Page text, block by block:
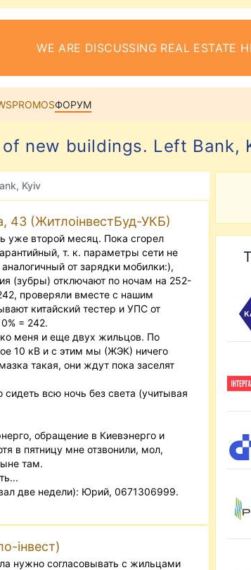
WE ARE DISCUSSING REAL ESTATE
PROMOSФОРУМ
of new buildings. Left Bank,
Kyiv
43 (ЖитлоінвестБуд-УКБ)
уже второй месяц. Пока сгорел
т. к. параметры сети не
от зарядки мобилки:),
(зубры) отключают по ночам на 252-
проверяли вместе с нашим
китайский тестер и УПС от
= 242.
меня и еще двух жильцов. По
10 кВ и с этим мы (ЖЭК) ничего
такая, они ждут пока заселят
всю ночь без света (учитывая
обращение в Киевэнерго и
в пятницу мне отзвонили, мол,
там.
две недели): Юрий, 0671306999.
інвест)
нужно согласовывать с жильцами